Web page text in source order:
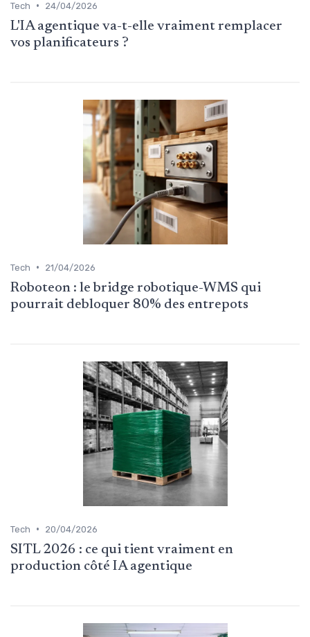
Tech • 24/04/2026
L'IA agentique va-t-elle vraiment remplacer
vos planificateurs ?
Tech • 21/04/2026
Roboteon : le bridge robotique-WMS qui
pourrait debloquer 80% des entrepots
Tech • 20/04/2026
SITL 2026 : ce qui tient vraiment en
production côté IA agentique